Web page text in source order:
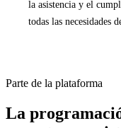
la asistencia y el
todas las necesidades
Parte de la plataforma
La